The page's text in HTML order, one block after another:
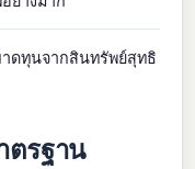
ดทุนจากสินทรัพย์สุทธิ
ตรฐาน